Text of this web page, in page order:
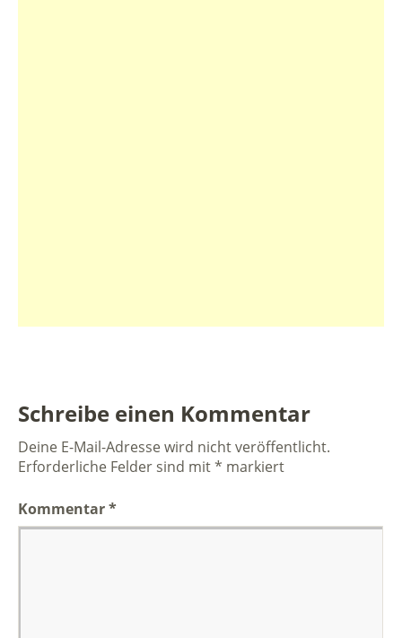
Schreibe einen Kommentar
Deine E-Mail-Adresse wird nicht veröffentlicht.
Erforderliche Felder sind mit* markiert
Kommentar*